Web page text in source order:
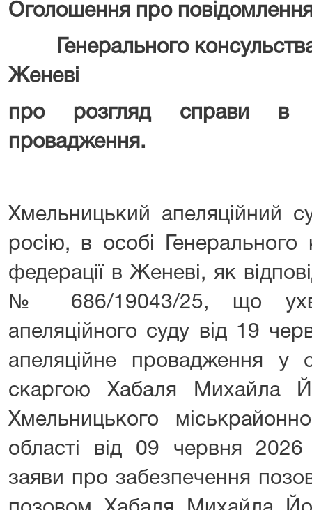
Оголошення про
Генерального консульства
Женеві
про розгляд справи в
провадження.
Хмельницький апеляційний
росію, в особі Генерального
федерації в Женеві, як
№ 686/19043/25, що
апеляційного суду від 19
апеляційне провадження у
скаргою Хабаля Михайла
Хмельницького
області від 09 червня
заяви про забезпечення